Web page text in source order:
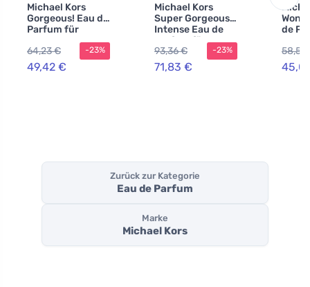
Michael Kors
Gorgeous! Eau de
Parfum für
Damen 100 ml
64,23 €
49,42 €
-23%
Michael Kors
Super Gorgeous!
Intense Eau de
Parfum für
Damen
93,36 €
71,83 €
-23%
de
58,56
Zurück zur Kategorie
Eau de Parfum
Marke
Michael Kors